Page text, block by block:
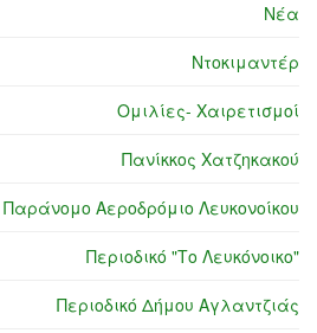
Νέα
Ντοκιμαντέρ
Ομιλίες- Χαιρετισμοί
Πανίκκος Χατζηκακού
Παράνομο Αεροδρόμιο Λευκονοίκου
Περιοδικό "Το Λευκόνοικο"
Περιοδικό Δήμου Αγλαντζιάς